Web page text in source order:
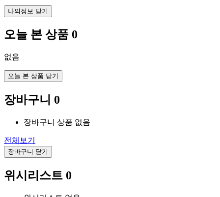
나의정보 닫기
오늘 본 상품 0
없음
오늘 본 상품 닫기
장바구니 0
장바구니 상품 없음
전체보기
장바구니 닫기
위시리스트 0